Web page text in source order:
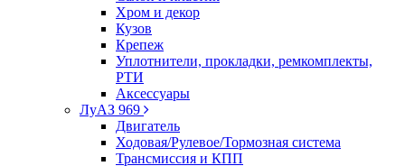
Хром и декор
Кузов
Крепеж
Уплотнители, прокладки, ремкомплекты,
РТИ
Аксессуары
ЛуАЗ 969
Двигатель
Ходовая/Рулевое/Тормозная система
Трансмиссия и КПП